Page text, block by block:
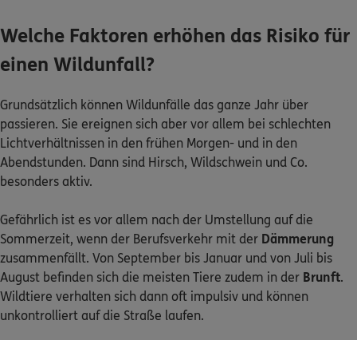
0800 / 3746 095
Mo–Sa 7–20 Uhr (gebührenfrei)
Kundenportal Log-in
Welche Faktoren erhöhen das Risiko für
einen Wildunfall?
Grundsätzlich können Wildunfälle das ganze Jahr über
passieren. Sie ereignen sich aber vor allem bei schlechten
Lichtverhältnissen in den frühen Morgen- und in den
Abendstunden. Dann sind Hirsch, Wildschwein und Co.
besonders aktiv.
Gefährlich ist es vor allem nach der Umstellung auf die
Sommerzeit, wenn der Berufsverkehr mit der Dämmerung
zusammenfällt. Von September bis Januar und von Juli bis
August befinden sich die meisten Tiere zudem in der Brunft.
Wildtiere verhalten sich dann oft impulsiv und können
unkontrolliert auf die Straße laufen.